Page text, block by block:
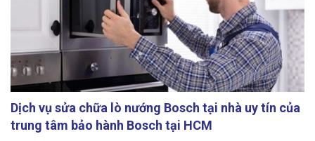
Dịch vụ sửa chữa lò nướng Bosch tại nhà uy tín của
trung tâm bảo hành Bosch tại HCM